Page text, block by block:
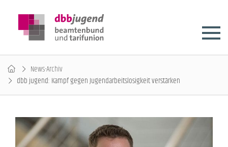
News-Archiv
dbb jugend: Kampf gegen Jugendarbeitslosigkeit verstärken